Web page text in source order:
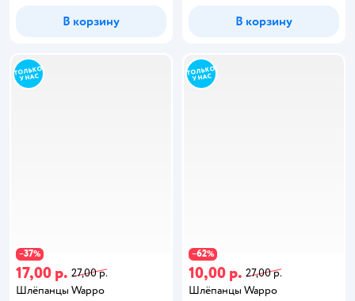
В корзину В корзину
−37%
17,00 р. 27,00 р.
Шлёпанцы Wappo
−62%
10,00 р. 27,00 р.
Шлёпанцы Wappo